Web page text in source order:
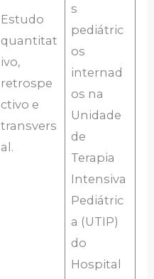
Estudo
quantitat
ivo,
retrospe
ctivo e
transvers
al.
s
pediátric
os
internad
os na
Unidade
de
Terapia
Intensiva
Pediátric
a (UTIP)
do
Hospital